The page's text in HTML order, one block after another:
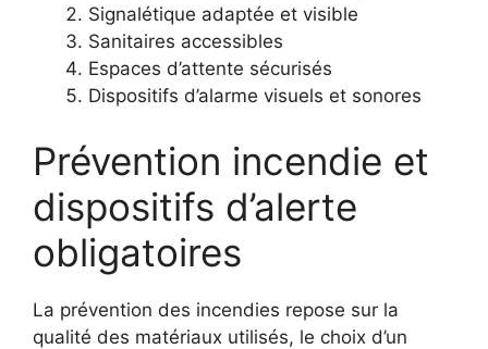
Signalétique adaptée et visible
Sanitaires accessibles
Espaces d’attente sécurisés
Dispositifs d’alarme visuels et sonores
Prévention incendie et
dispositifs d’alerte
obligatoires
La prévention des incendies repose sur la
qualité des matériaux utilisés, le choix d’un